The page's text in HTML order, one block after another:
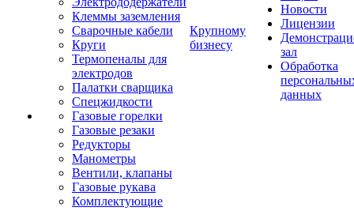
Клеммы заземления
Сварочные кабели
Круги
Термопеналы для
электродов
Палатки сварщика
Спецжидкости
Газовые горелки
Газовые резаки
Редукторы
Манометры
Вентили, клапаны
Газовые рукава
Комплектующие
Крупному
бизнесу
Новости
Лицензии
зал
Обработка
данных